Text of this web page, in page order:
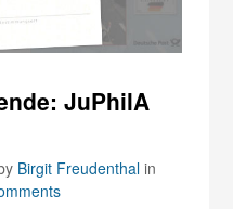
JuPhilA
Birgit Freudenthal in